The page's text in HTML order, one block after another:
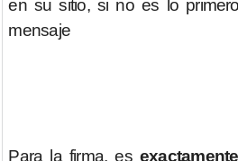
en su sitio, si no es lo
mensaje
Para la firma, es